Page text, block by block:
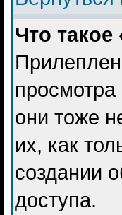
Что
они тоже
их, как
создании
доступа.